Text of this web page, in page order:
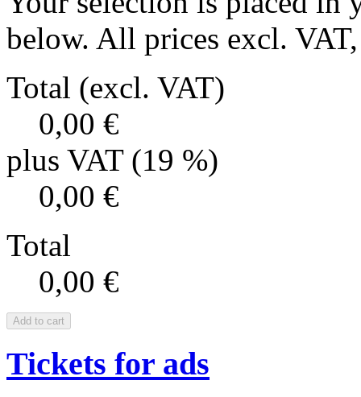
below. All prices excl.
Total (excl. VAT)
0,00 €
plus VAT (19 %)
0,00 €
Total
0,00 €
Add to cart
Tickets for ads